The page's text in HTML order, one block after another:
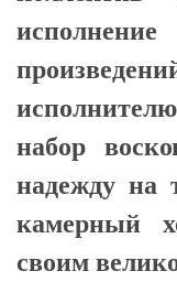
набор
надежду на
камерный
своим